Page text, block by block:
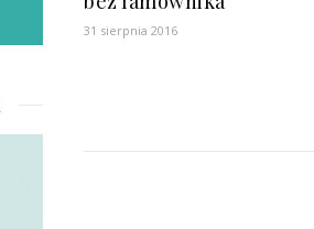
31 sierpnia 2016